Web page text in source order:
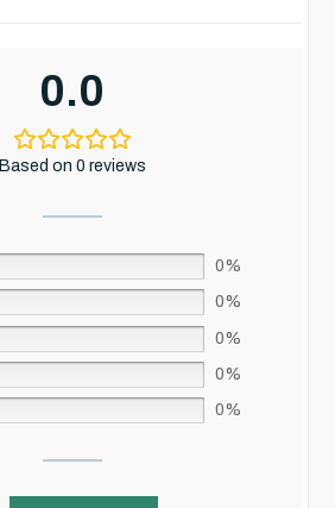
0.0
Based on 0 reviews
0%
0%
0%
0%
0%